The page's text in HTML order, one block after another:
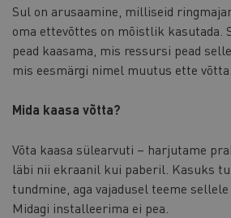
Sul on arusaamine, milliseid
oma ettevõttes on mõistlik kasutada.
pead kaasama, mis ressursi pead
mis eesmärgi nimel muutus ette võtta.
Mida kaasa võtta?
Võta kaasa sülearvuti – harjutame
läbi nii ekraanil kui paberil. Kasuks
tundmine, aga vajadusel teeme
Midagi installeerima ei pea.